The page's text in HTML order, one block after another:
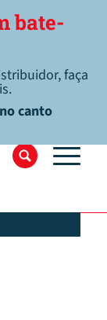
bate-
faça
canto